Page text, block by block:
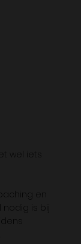
wel iets
en
is bij